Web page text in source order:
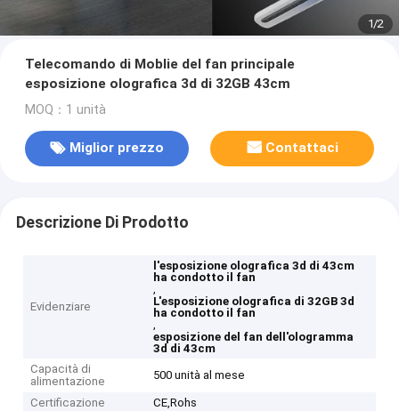
1/2
Telecomando di Moblie del fan principale
esposizione olografica 3d di 32GB 43cm
MOQ：1 unità
Miglior prezzo Contattaci
Descrizione Di Prodotto
Evidenziare
l'esposizione olografica 3d di 43cm
ha condotto il fan
,
L'esposizione olografica di 32GB 3d
ha condotto il fan
,
esposizione del fan dell'ologramma
3d di 43cm
Capacità di
alimentazione
500 unità al mese
Certificazione
CE,Rohs